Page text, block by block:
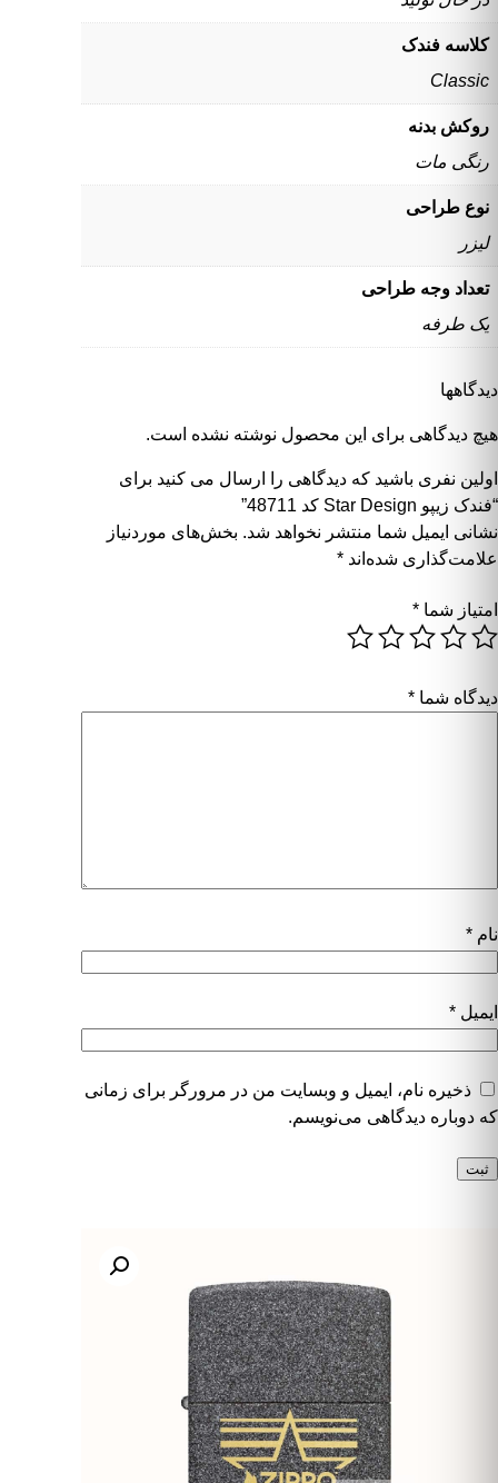
کلاسه فندک
Classic
روکش بدنه
رنگی مات
نوع طراحی
لیزر
تعداد وجه طراحی
یک طرفه
دیدگاهها
هیچ دیدگاهی برای این محصول نوشته نشده است.
اولین نفری باشید که دیدگاهی را ارسال می کنید برای
“فندک زیپو Star Design کد 48711”
نشانی ایمیل شما منتشر نخواهد شد. بخش‌های موردنیاز
علامت‌گذاری شده‌اند *
امتیاز شما *
دیدگاه شما *
نام *
ایمیل *
ذخیره نام، ایمیل و وبسایت من در مرورگر برای زمانی
که دوباره دیدگاهی می‌نویسم.